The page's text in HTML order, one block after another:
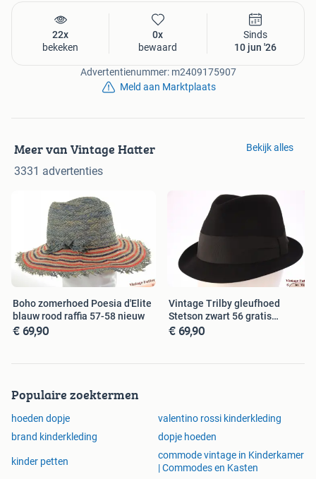
22x
bekeken
0x
bewaard
Sinds
10 jun '26
Advertentienummer: m2409175907
Meld aan Marktplaats
Meer van Vintage Hatter
3331 advertenties
Bekijk alles
Boho zomerhoed Poesia d'Elite
blauw rood raffia 57-58 nieuw
€ 69,90
Vintage Trilby gleufhoed
Stetson zwart 56 gratis
verzenden
€ 69,90
Populaire zoektermen
hoeden dopje
valentino rossi kinderkleding
brand kinderkleding
dopje hoeden
kinder petten
commode vintage in Kinderkamer
| Commodes en Kasten